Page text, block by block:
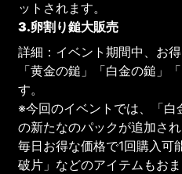
ットされます。
3.卵割り鎚大販売
詳細：イベント期間中、お
「黄金の鎚」「白金の鎚」
す。
※今回のイベントでは、「白
の新たなのパックが追加され
毎日お得な価格で1回購入可
破片」などのアイテムもお